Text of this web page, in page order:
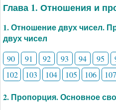
Глава 1. Отношения и
1. Отношение двух чисел.
двух чисел
90 91 92 93 94 95
102
103 104 105 106 107
2. Пропорция. Основное